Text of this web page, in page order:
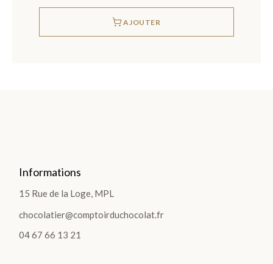
AJOUTER
Informations
15 Rue de la Loge, MPL
chocolatier@comptoirduchocolat.fr
04 67 66 13 21